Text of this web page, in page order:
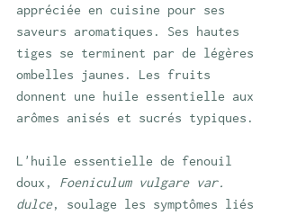
appréciée en cuisine pour ses
saveurs aromatiques. Ses hautes
tiges se terminent par de légères
ombelles jaunes. Les fruits
donnent une huile essentielle aux
arômes anisés et sucrés typiques.
L'huile essentielle de fenouil
doux, Foeniculum vulgare var.
dulce, soulage les symptômes liés